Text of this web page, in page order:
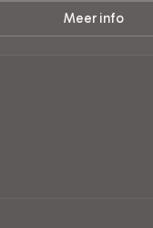
Meer info